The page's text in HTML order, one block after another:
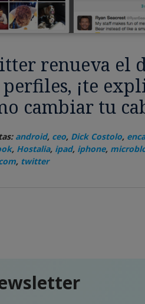
renueva el
perfiles, ¡te
cambiar tu
android, ceo, Dick Costolo,
, Hostalia, ipad, iphone,
, twitter